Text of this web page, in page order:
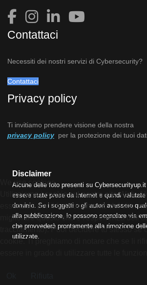
Contattaci
Necessiti dei nostri servizi di Cybersecurity?
Contattaci
Privacy policy
Ti invitiamo prendere visione della nostra
privacy policy per la protezione dei tuoi
Disclaimer
Alcune delle foto presenti su Cybersecurityup.it
essere state prese da Internet e quindi
dominio. Se i soggetti o gli autori avessero
alla pubblicazione, lo possono segnalare via
che provvederà prontamente alla rimozione
utilizzate.
We use cookies
Utilizziamo i cookie sul nostro sito Web.
essenziali per il funzionamento del sito,
migliorare questo sito e l'esperienza
tracciamento). Puoi decidere tu stesso se
cookie. Ti preghiamo di notare che se li